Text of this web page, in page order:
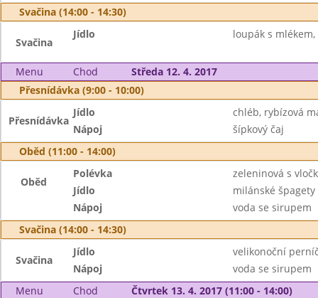
Svačina (14:00 - 14:30)
Svačina
Jídlo loupák s mlékem,
Menu Chod
Středa 12. 4. 2017
Přesnídávka (9:00 - 10:00)
Přesnídávka
Jídlo
chléb, rybízová
Nápoj
šípkový čaj
Oběd (11:00 - 14:00)
Oběd
Polévka
zeleninová s
Jídlo
milánské
Nápoj
voda se sirupem
Svačina (14:00 - 14:30)
Svačina
Jídlo
velikonoční
Nápoj
voda se sirupem
Menu
Chod Čtvrtek 13. 4. 2017 (11:00 - 14:00)